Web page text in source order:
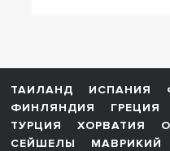
ТАИЛАНД ИСПАНИЯ
ФИНЛЯНДИЯ
ГРЕЦИЯ
ТУРЦИЯ
ХОРВАТИЯ
СЕЙШЕЛЫ
МАВРИКИЙ